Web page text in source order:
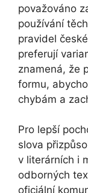
považováno
používání
pravidel
preferují
znamená, že
formu,
chybám a
Pro lepší
slova
v literárních i
odborných
oficiální